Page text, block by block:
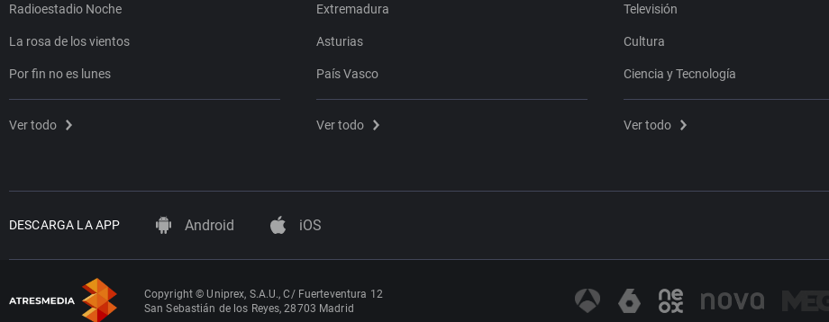
Radioestadio Noche
La rosa de los vientos
Por fin no es lunes
Ver todo
Extremadura
Asturias
País Vasco
Ver todo
Televisión
Cultura
Ciencia y Tecnología
Ver todo
DESCARGA LA APP Android iOS
Copyright © Uniprex, S.A.U., C/ Fuerteventura 12
San Sebastián de los Reyes, 28703 Madrid